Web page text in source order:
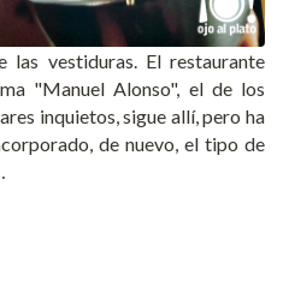
las vestiduras. El restaurante
"Manuel Alonso", el de los
inquietos, sigue allí, pero ha
de nuevo, el tipo de